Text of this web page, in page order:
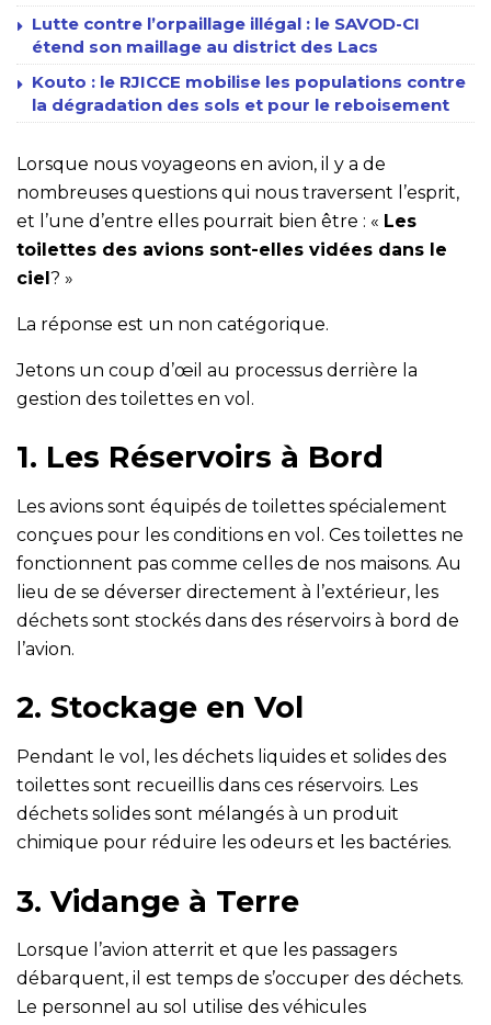
Lutte contre l’orpaillage illégal : le SAVOD-CI
étend son maillage au district des Lacs
Kouto : le RJICCE mobilise les populations contre
la dégradation des sols et pour le reboisement
Lorsque nous voyageons en avion, il y a de
nombreuses questions qui nous traversent l’esprit,
et l’une d’entre elles pourrait bien être : « Les
toilettes des avions sont-elles vidées dans le
ciel? »
La réponse est un non catégorique.
Jetons un coup d’œil au processus derrière la
gestion des toilettes en vol.
1. Les Réservoirs à Bord
Les avions sont équipés de toilettes spécialement
conçues pour les conditions en vol. Ces toilettes ne
fonctionnent pas comme celles de nos maisons. Au
lieu de se déverser directement à l’extérieur, les
déchets sont stockés dans des réservoirs à bord de
l’avion.
2. Stockage en Vol
Pendant le vol, les déchets liquides et solides des
toilettes sont recueillis dans ces réservoirs. Les
déchets solides sont mélangés à un produit
chimique pour réduire les odeurs et les bactéries.
3. Vidange à Terre
Lorsque l’avion atterrit et que les passagers
débarquent, il est temps de s’occuper des déchets.
Le personnel au sol utilise des véhicules